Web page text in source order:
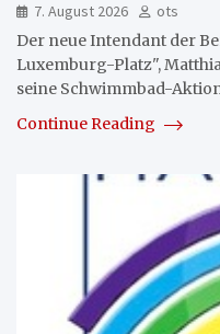
7. August 2026
ots
Der neue Intendant der
Luxemburg-Platz",
seine Schwimmbad-
Continue Reading